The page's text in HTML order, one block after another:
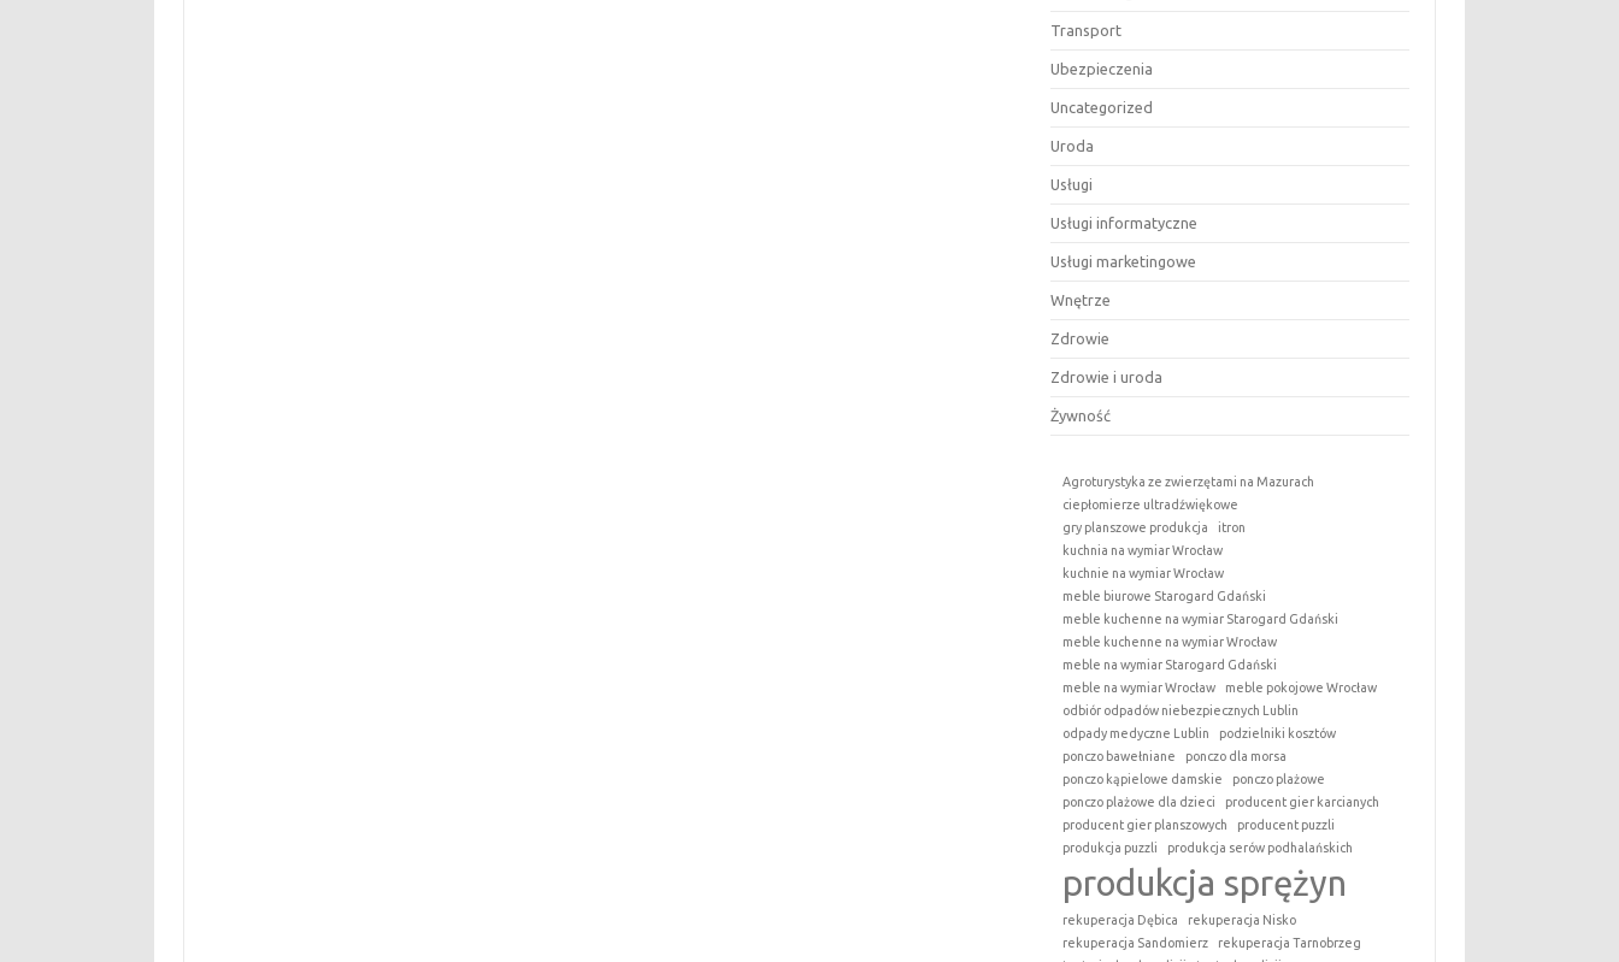
Transport
Ubezpieczenia
Uncategorized
Uroda
Usługi
Usługi informatyczne
Usługi marketingowe
Wnętrze
Zdrowie
Zdrowie i uroda
Żywność
Agroturystyka ze zwierzętami na Mazurach
ciepłomierze ultradźwiękowe
gry planszowe produkcja
itron
kuchnia na wymiar Wrocław
kuchnie na wymiar Wrocław
meble biurowe Starogard Gdański
meble kuchenne na wymiar Starogard Gdański
meble kuchenne na wymiar Wrocław
meble na wymiar Starogard Gdański
meble na wymiar Wrocław
meble pokojowe Wrocław
odbiór odpadów niebezpiecznych Lublin
odpady medyczne Lublin
podzielniki kosztów
ponczo bawełniane
ponczo dla morsa
ponczo kąpielowe damskie
ponczo plażowe
ponczo plażowe dla dzieci
producent gier karcianych
producent gier planszowych
producent puzzli
produkcja puzzli
produkcja serów podhalańskich
produkcja sprężyn
rekuperacja Dębica
rekuperacja Nisko
rekuperacja Sandomierz
rekuperacja Tarnobrzeg